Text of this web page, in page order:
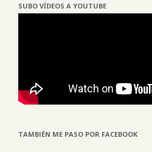
SUBO VÍDEOS A YOUTUBE
TAMBIÉN ME PASO POR FACEBOOK